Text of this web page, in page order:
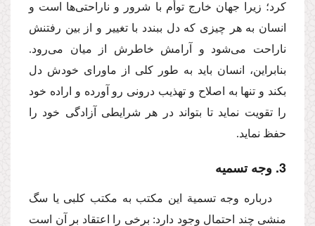
كرد؛ زیرا جهان خارج توأم با شرور و ناراحتی‌ها است و
انسان به هر چیزی كه دل ببندد با تغییر و از بین رفتنش
ناراحت می‌شود و آرامش خاطرش از میان می‌رود.
بنابراین، انسان باید به طور كلی از ماورای خودش دل
بكند و تنها به اصلاح و تهذیب درونی رو آورده و اراده خود
را تقویت نماید تا بتواند در هر شرایطی آزادگی خود را
حفظ نماید.
3. وجه تسمیه
درباره وجه تسمیة این مكتب به مكتب كلبی یا سگ
منشی چند احتمال وجود دارد: برخی را اعتقاد بر آن است